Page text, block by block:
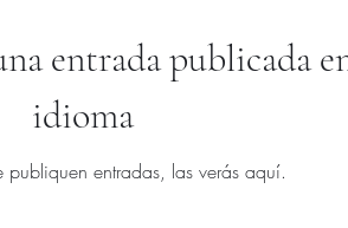
entrada publicada
idioma
publiquen entradas, las verás aquí.